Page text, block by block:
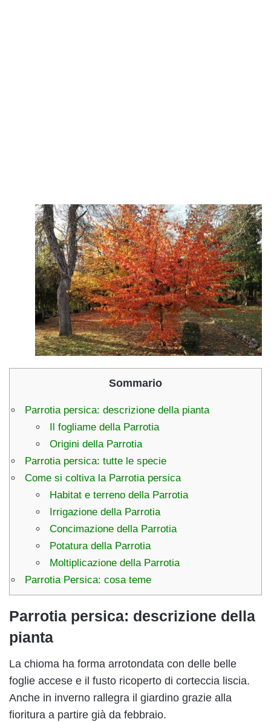
Sommario
Parrotia persica: descrizione della pianta
Il fogliame della Parrotia
Origini della Parrotia
Parrotia persica: tutte le specie
Come si coltiva la Parrotia persica
Habitat e terreno della Parrotia
Irrigazione della Parrotia
Concimazione della Parrotia
Potatura della Parrotia
Moltiplicazione della Parrotia
Parrotia Persica: cosa teme
Parrotia persica: descrizione della
pianta
La chioma ha forma arrotondata con delle belle
foglie accese e il fusto ricoperto di corteccia liscia.
Anche in inverno rallegra il giardino grazie alla
fioritura a partire già da febbraio.